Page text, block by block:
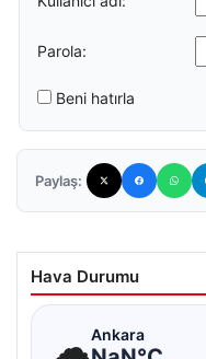
Parola:
Beni hatırla
Paylaş:
Hava Durumu
☁Ankara